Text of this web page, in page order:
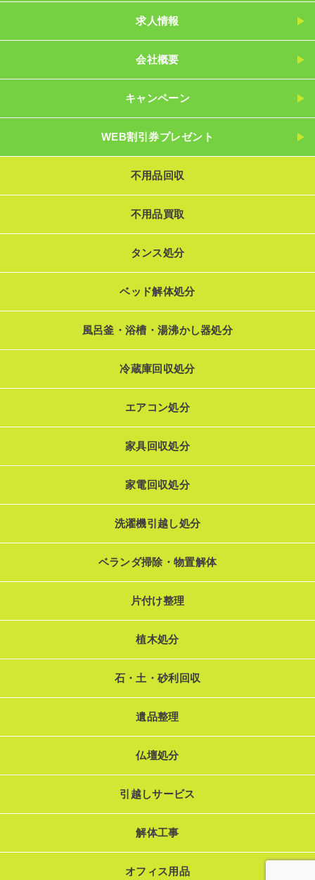
求人情報
会社概要
キャンペーン
WEB割引券プレゼント
不用品回収
不用品買取
タンス処分
ベッド解体処分
風呂釜・浴槽・湯沸かし器処分
冷蔵庫回収処分
エアコン処分
家具回収処分
家電回収処分
洗濯機引越し処分
ベランダ掃除・物置解体
片付け整理
植木処分
石・土・砂利回収
遺品整理
仏壇処分
引越しサービス
解体工事
オフィス用品